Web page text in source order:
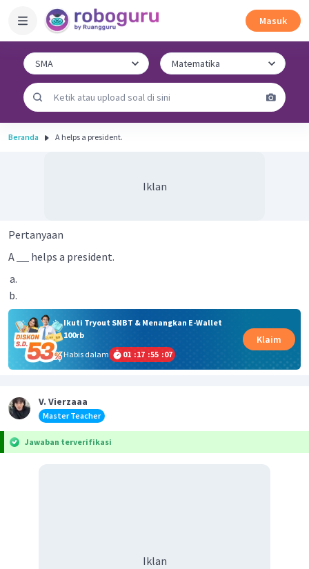
Masuk
Beranda A helps a president.
Iklan
Pertanyaan
A
helps a president.
Ikuti Tryout SNBT & Menangkan E-Wallet
100rb
Habis dalam
01 :17 :55 :06
Klaim
V. Vierzaaa
Master Teacher
Jawaban terverifikasi
Iklan